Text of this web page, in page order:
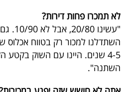
לא תמכרו פחות דירות?
"עשינו
השתדלנו למכור רק בטווח
4-5 שנים. היינו עם השוק
השתנה".